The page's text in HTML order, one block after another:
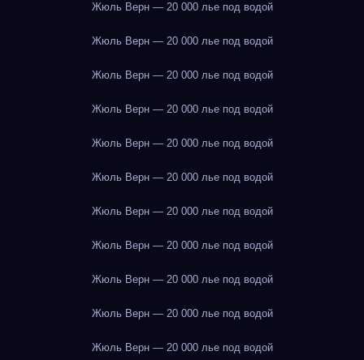
Жюль Верн — 20 000 лье под водой
Жюль Верн — 20 000 лье под водой
Жюль Верн — 20 000 лье под водой
Жюль Верн — 20 000 лье под водой
Жюль Верн — 20 000 лье под водой
Жюль Верн — 20 000 лье под водой
Жюль Верн — 20 000 лье под водой
Жюль Верн — 20 000 лье под водой
Жюль Верн — 20 000 лье под водой
Жюль Верн — 20 000 лье под водой
Жюль Верн — 20 000 лье под водой